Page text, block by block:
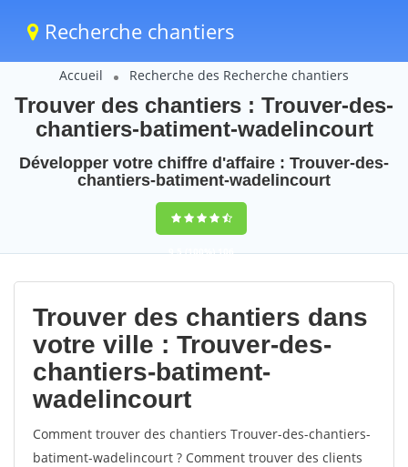
Recherche chantiers
Accueil Recherche des Recherche chantiers
Trouver des chantiers : Trouver-des-
chantiers-batiment-wadelincourt
Développer votre chiffre d'affaire : Trouver-des-
chantiers-batiment-wadelincourt
9,5(100%)106
votes
Trouver des chantiers dans
votre ville : Trouver-des-
chantiers-batiment-
wadelincourt
Comment trouver des chantiers Trouver-des-chantiers-
batiment-wadelincourt ? Comment trouver des clients